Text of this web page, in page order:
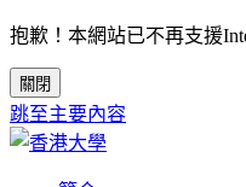
抱歉！本網站已不再支援
關閉
跳至主要內容